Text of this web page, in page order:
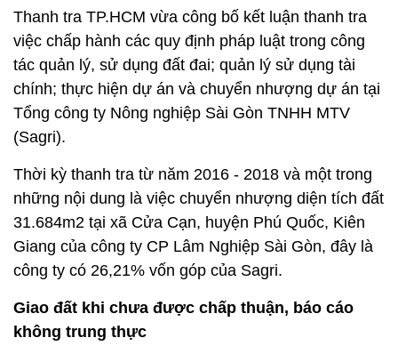
Thanh tra TP.HCM vừa công bố kết luận thanh tra
việc chấp hành các quy định pháp luật trong công
tác quản lý, sử dụng đất đai; quản lý sử dụng tài
chính; thực hiện dự án và chuyển nhượng dự án tại
Tổng công ty Nông nghiệp Sài Gòn TNHH MTV
(Sagri).
Thời kỳ thanh tra từ năm 2016 - 2018 và một trong
những nội dung là việc chuyển nhượng diện tích đất
31.684m2 tại xã Cửa Cạn, huyện Phú Quốc, Kiên
Giang của công ty CP Lâm Nghiệp Sài Gòn, đây là
công ty có 26,21% vốn góp của Sagri.
Giao đất khi chưa được chấp thuận, báo cáo
không trung thực